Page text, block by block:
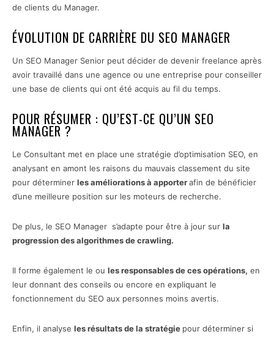
de clients du Manager.
ÉVOLUTION DE CARRIÈRE DU SEO MANAGER
Un SEO Manager Senior peut décider de devenir freelance après
avoir travaillé dans une agence ou une entreprise pour conseiller
une base de clients qui ont été acquis au fil du temps.
POUR RÉSUMER : QU’EST-CE QU’UN SEO
MANAGER ?
Le Consultant met en place une stratégie d’optimisation SEO, en
analysant en amont les raisons du mauvais classement du site
pour déterminer les améliorations à apporterafin de bénéficier
d’une meilleure position sur les moteurs de recherche.
De plus, le SEO Manager s’adapte pour être à jour sur la
progression des algorithmes de crawling.
Il forme également le ou les responsables de ces opérations, en
leur donnant des conseils ou encore en expliquant le
fonctionnement du SEO aux personnes moins avertis.
Enfin, il analyse les résultats de la stratégie pour déterminer si